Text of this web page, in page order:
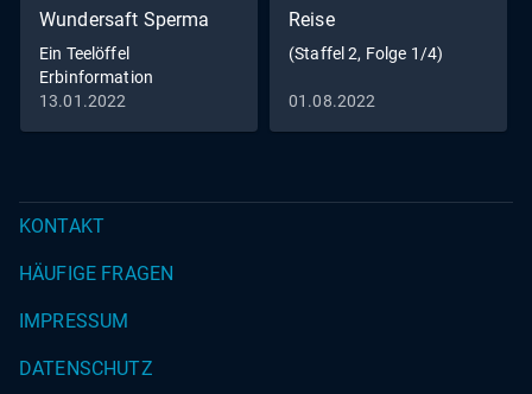
Wundersaft Sperma
Ein Teelöffel
Erbinformation
13.01.2022
Reise
(Staffel 2, Folge 1/4)
01.08.2022
KONTAKT
HÄUFIGE FRAGEN
IMPRESSUM
DATENSCHUTZ